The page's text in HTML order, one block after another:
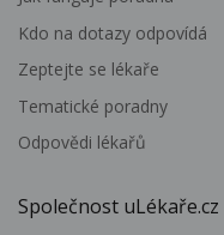
Kdo na dotazy odpovídá
Zeptejte se lékaře
Tematické poradny
Odpovědi lékařů
Společnost uLékaře.cz